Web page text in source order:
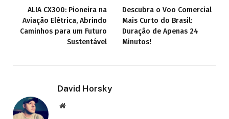
ALIA CX300: Pioneira na
Aviação Elétrica, Abrindo
Caminhos para um Futuro
Sustentável
Descubra o Voo Comercial
Mais Curto do Brasil:
Duração de Apenas 24
Minutos!
David Horsky
Site